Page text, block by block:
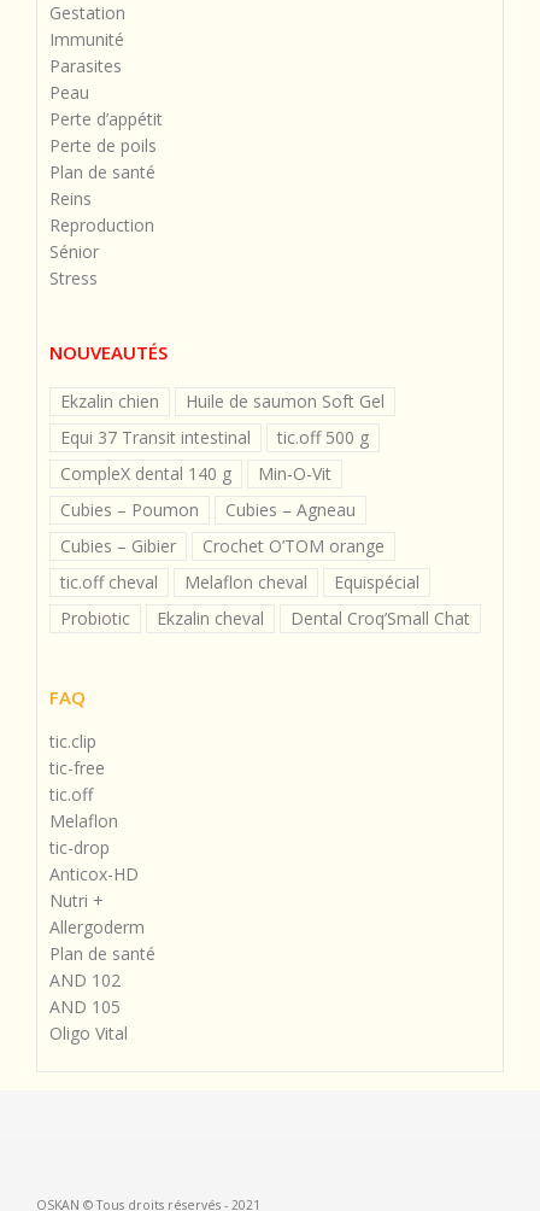
Gestation
Immunité
Parasites
Peau
Perte d’appétit
Perte de poils
Plan de santé
Reins
Reproduction
Sénior
Stress
NOUVEAUTÉS
Ekzalin chien
Huile de saumon Soft Gel
Equi 37 Transit intestinal
tic.off 500 g
CompleX dental 140 g
Min-O-Vit
Cubies – Poumon
Cubies – Agneau
Cubies – Gibier
Crochet O’TOM orange
tic.off cheval
Melaflon cheval
Equispécial
Probiotic
Ekzalin cheval Dental Croq’Small Chat
FAQ
tic.clip
tic-free
tic.off
Melaflon
tic-drop
Anticox-HD
Nutri +
Allergoderm
Plan de santé
AND 102
AND 105
Oligo Vital
OSKAN © Tous droits réservés - 2021